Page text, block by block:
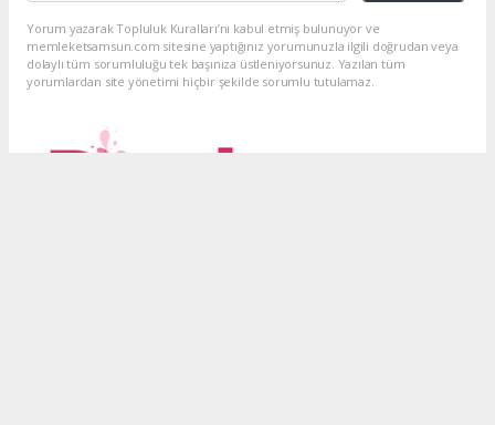
Yorum yazarak Topluluk Kuralları’nı kabul etmiş bulunuyor ve
memleketsamsun.com sitesine yaptığınız yorumunuzla ilgili doğrudan veya
dolaylı tüm sorumluluğu tek başınıza üstleniyorsunuz. Yazılan tüm
yorumlardan site yönetimi hiçbir şekilde sorumlu tutulamaz.